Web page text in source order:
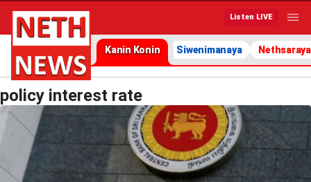
Listen LIVE
Kanin Konin Siwenimanaya Nethsaraya
policy interest rate